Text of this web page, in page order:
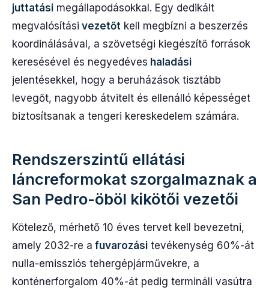
juttatási megállapodásokkal. Egy dedikált
megvalósítási vezetőt kell megbízni a beszerzés
koordinálásával, a szövetségi kiegészítő források
keresésével és negyedéves haladási
jelentésekkel, hogy a beruházások tisztább
levegőt, nagyobb átvitelt és ellenálló képességet
biztosítsanak a tengeri kereskedelem számára.
Rendszerszintű ellátási
láncreformokat szorgalmaznak a
San Pedro-öböl kikötői vezetői
Kötelező, mérhető 10 éves tervet kell bevezetni,
amely 2032-re a fuvarozási tevékenység 60%-át
nulla-emissziós tehergépjárművekre, a
konténerforgalom 40%-át pedig termináli vasútra